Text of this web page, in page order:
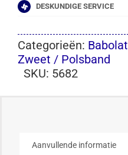
DESKUNDIGE SERVICE
Categorieën: Babolat
Zweet / Polsband
SKU: 5682
Aanvullende informatie